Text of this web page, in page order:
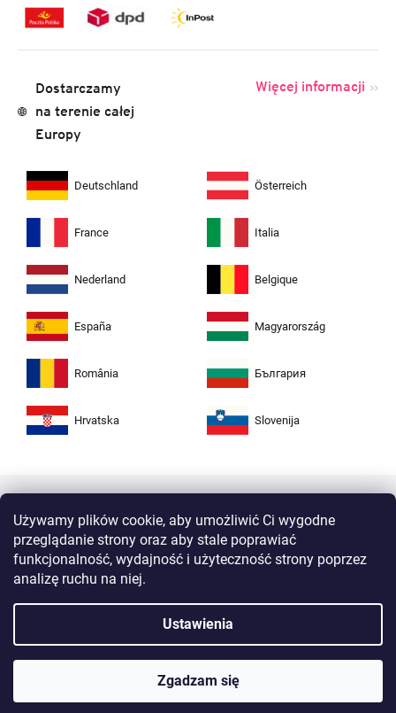
Używamy plików cookie, aby umożliwić Ci wygodne
przeglądanie strony oraz aby stale poprawiać
funkcjonalność, wydajność i użyteczność strony poprzez
analizę ruchu na niej.
Ustawienia
Zgadzam się
Dostarczamy
na terenie całej
Europy
Więcej informacji
Deutschland Österreich
France Italia
Nederland Belgique
España Magyarország
România България
Hrvatska Slovenija
protokołowi HTTPS Twoje dane osobiste są